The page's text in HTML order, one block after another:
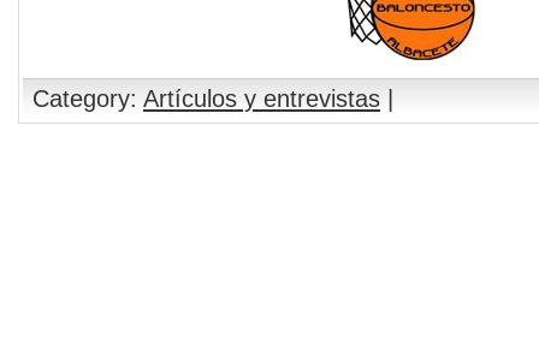
Category: Artículos y entrevistas